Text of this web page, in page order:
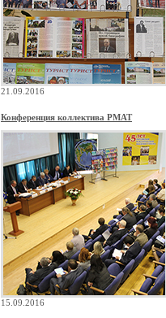
21.09.2016
Конференция коллектива РМАТ
15.09.2016